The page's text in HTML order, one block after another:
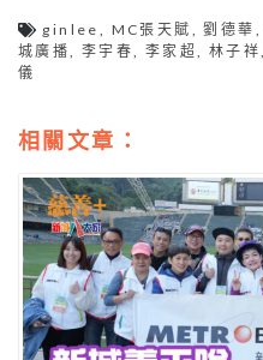
ginlee MC張天賦 ,劉德華
城廣播
,李宇春 ,李家超 ,林子祥
儀
相關文章：